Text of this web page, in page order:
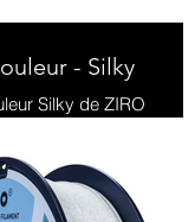
- Silky
Silky de ZIRO
soyeuse avec
3D brillantes